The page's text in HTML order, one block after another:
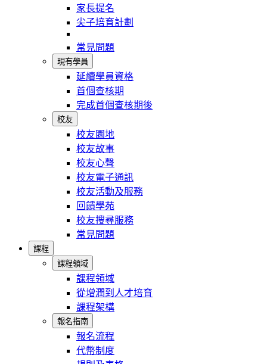
家長提名
尖子培育計劃
常見問題
現有學員
延續學員資格
首個查核期
完成首個查核期後
校友
校友園地
校友故事
校友心聲
校友電子通訊
校友活動及服務
回饋學苑
校友搜尋服務
常見問題
課程
課程領域
課程領域
從增潤到人才培育
課程架構
報名指南
報名流程
代幣制度